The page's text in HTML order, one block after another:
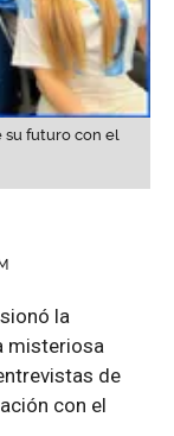
su futuro con el
la
misteriosa
de
con el